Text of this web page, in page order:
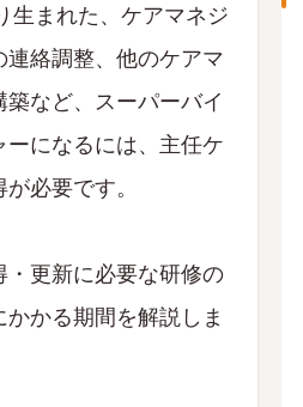
生まれた、ケアマネジ
絡調整、他のケアマ
など、スーパーバイ
になるには、主任ケ
必要です。
・更新に必要な研修の
かる期間を解説しま